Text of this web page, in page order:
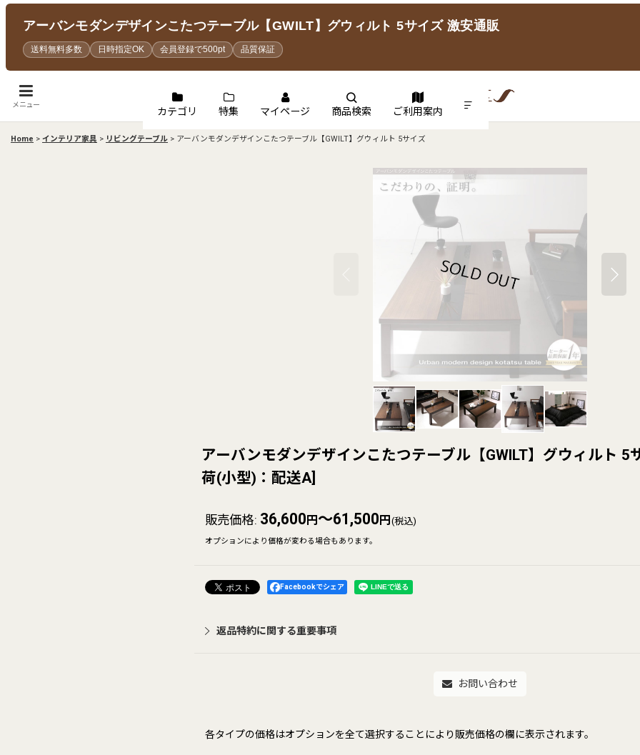
アーバンモダンデザインこたつテーブル【GWILT】グウィルト 5サイズ 激安通販
送料無料多数 日時指定OK 会員登録で500pt 品質保証
メニュー
カテゴリ 特集 マイページ 商品検索 ご利用案内
Home > インテリア家具 > リビングテーブル > アーバンモダンデザインこたつテーブル【GWILT】グウィルト 5サイズ
アーバンモダンデザインこたつテーブル【GWILT】グウィルト 5
荷(小型)：配送A]
販売価格: 36,600 円 ～61,500 円 (税込)
オプションにより価格が変わる場合もあります。
Facebookでシェア
返品特約に関する重要事項
お問い合わせ
各タイプの価格はオプションを全て選択することにより販売価格の欄に表示されます。